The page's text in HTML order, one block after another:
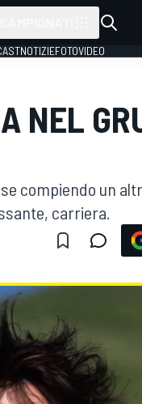
NOTIZIEFOTOVIDEO
NEL
compiendo un
carriera.